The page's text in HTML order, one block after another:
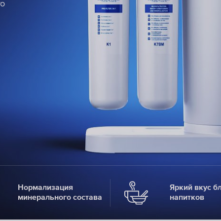
Нормализация
минерального состава
Яркий вкус
напитков